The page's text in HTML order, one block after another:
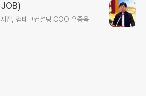
잡, 컴테크컨설팅 COO 유종욱